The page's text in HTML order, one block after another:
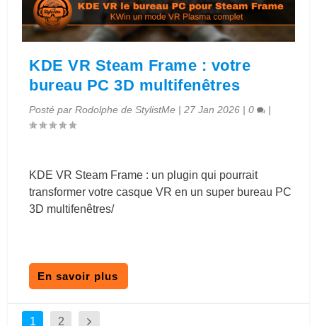
KDE VR Steam Frame : votre
bureau PC 3D multifenêtres
Posté parRodolphe de StylistMe |27 Jan 2026 |0 |
KDE VR Steam Frame : un plugin qui pourrait
transformer votre casque VR en un super bureau PC
3D multifenêtres/
En savoir plus
1 2